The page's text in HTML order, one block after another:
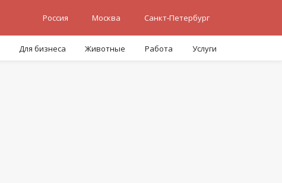
Россия Москва Санкт-Петербург
Для бизнеса Животные Работа Услуги